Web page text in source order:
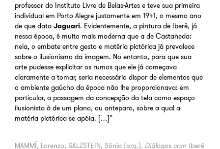
professor do Instituto Livre de Belas-Artes e teve sua primeira
individual em Porto Alegre justamente em 1941, o mesmo ano
de que data Jaguari. Evidentemente, a pintura de Iberê, já
nessa época, é muito mais moderna que a de Castañeda:
nela, o embate entre gesto e matéria pictórica já prevalece
sobre o ilusionismo da imagem. No entanto, para que sua
arte pudesse explicitar os rumos que ele já começava
claramente a tomar, seria necessário dispor de elementos que
o ambiente gaúcho da época não lhe proporcionava: em
particular, a passagem da concepção da tela como espaço
ilusionista à de um plano, ou anteparo, sobre a qual a
matéria pictórica se apóia. […]”
MAMMÍ, Lorenzo; SALZSTEIN, Sônia (org.). Diálogos com Iberê